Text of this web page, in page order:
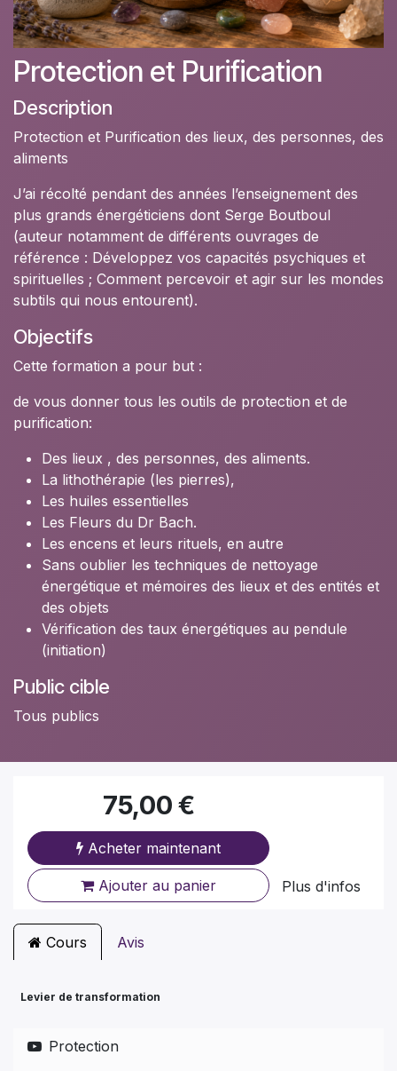
Protection et Purification
Description
Protection et Purification des lieux, des personnes, des
aliments
J’ai récolté pendant des années l’enseignement des
plus grands énergéticiens dont Serge Boutboul
(auteur notamment de différents ouvrages de
référence : Développez vos capacités psychiques et
spirituelles ; Comment percevoir et agir sur les mondes
subtils qui nous entourent).
Objectifs
Cette formation a pour but :
de vous donner tous les outils de protection et de
purification:
Des lieux , des personnes, des aliments.
La lithothérapie (les pierres),
Les huiles essentielles
Les Fleurs du Dr Bach.
Les encens et leurs rituels, en autre
Sans oublier les techniques de nettoyage
énergétique et mémoires des lieux et des entités et
des objets
Vérification des taux énergétiques au pendule
(initiation)
Public cible
Tous publics
75,00 €
Acheter maintenant
Ajouter au panier Plus d'infos
Cours Avis
Levier de transformation
Protection